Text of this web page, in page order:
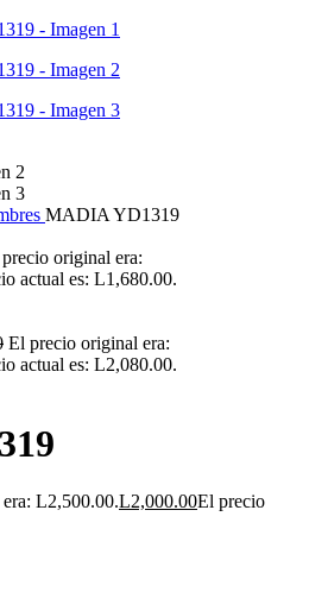
MADIA YD1319
original era:
actual es: L1,680.00.
El precio original era:
actual es: L2,080.00.
L2,500.00.L2,000.00El precio